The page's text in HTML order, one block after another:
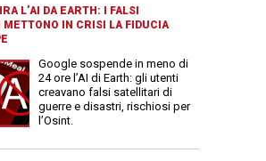
L’AI DA EARTH: I FALSI
METTONO IN CRISI LA FIDUCIA
Google sospende in meno di
24 ore l’AI di Earth: gli utenti
creavano falsi satellitari di
guerre e disastri, rischiosi per
l’Osint.